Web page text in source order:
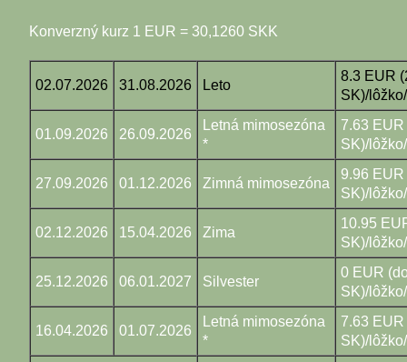
Konverzný kurz 1 EUR = 30,1260 SKK
02.07.2026 31.08.2026 Leto
8.3 EUR
SK)/
01.09.2026 26.09.2026
Letná mimosezóna
*
7.63
SK)/
27.09.2026 01.12.2026 Zimná mimosezóna
9.96
SK)/
02.12.2026 15.04.2026 Zima
10.95
SK)/
25.12.2026 06.01.2027 Silvester
0 EUR
SK)/
16.04.2026 01.07.2026
Letná mimosezóna
*
7.63
SK)/